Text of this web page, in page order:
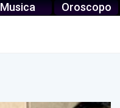
Musica Oroscopo